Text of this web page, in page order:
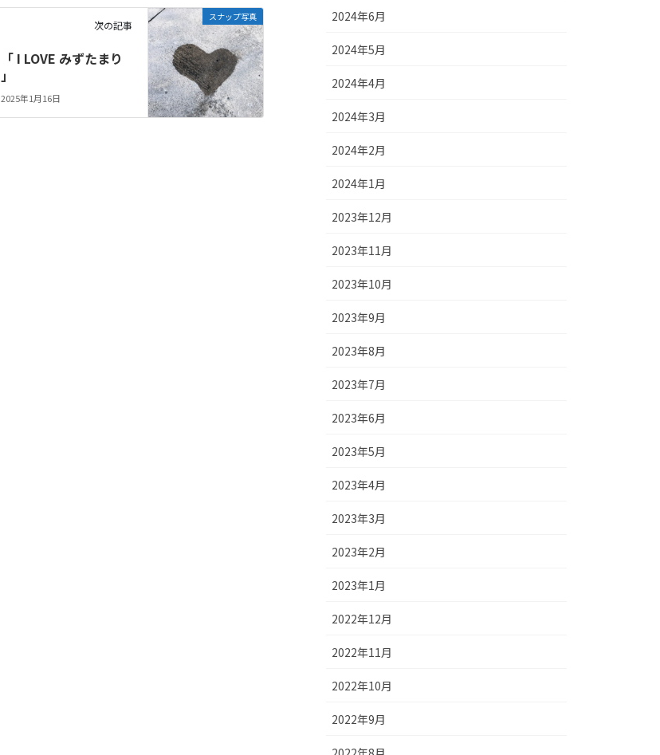
スナップ写真
次の記事
「 I LOVE みずたまり
」
2025年1月16日
2024年6月
2024年5月
2024年4月
2024年3月
2024年2月
2024年1月
2023年12月
2023年11月
2023年10月
2023年9月
2023年8月
2023年7月
2023年6月
2023年5月
2023年4月
2023年3月
2023年2月
2023年1月
2022年12月
2022年11月
2022年10月
2022年9月